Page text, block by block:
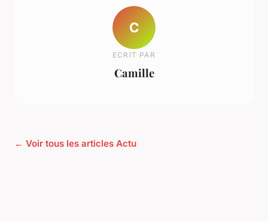
C
ECRIT PAR
Camille
← Voir tous les articles Actu